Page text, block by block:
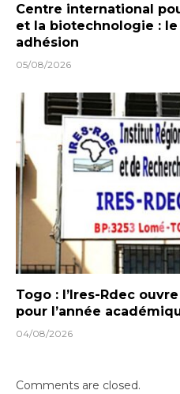
Centre international
et la biotechnologie :
adhésion
05/08/2026
Togo : l’Ires-Rdec
pour l’année
04/08/2026
Comments are closed.